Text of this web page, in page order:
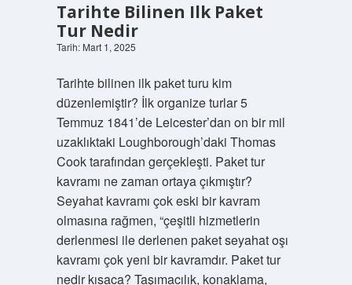
Tarihte Bilinen Ilk Paket
Tur Nedir
Tarih: Mart 1, 2025
Tarihte bilinen ilk paket turu kim
düzenlemiştir? İlk organize turlar 5
Temmuz 1841’de Leicester’dan on bir mil
uzaklıktaki Loughborough’daki Thomas
Cook tarafından gerçekleşti. Paket tur
kavramı ne zaman ortaya çıkmıştır?
Seyahat kavramı çok eski bir kavram
olmasına rağmen, “çeşitli hizmetlerin
derlenmesi ile derlenen paket seyahat oşı
kavramı çok yeni bir kavramdır. Paket tur
nedir kısaca? Taşımacılık, konaklama,